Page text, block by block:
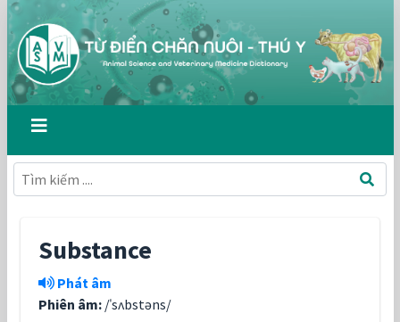
Substance
Phát âm
Phiên âm: /ˈsʌbstəns/